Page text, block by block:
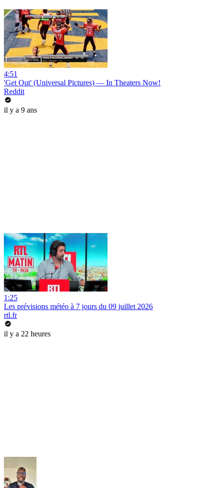
4:51
'Get Out' (Universal Pictures) — In Theaters Now!
Reddit
il y a 9 ans
1:25
Les prévisions météo à 7 jours du 09 juillet 2026
rtl.fr
il y a 22 heures